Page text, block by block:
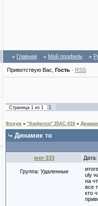
Главная Мой профиль
Приветствую Вас Гость · RSS
Страница 1 из 1 1
Форум » "Амфитон" 35АС-018 »
Динамик то
wer-333
Группа: Удаленные
uly
на
все
кто